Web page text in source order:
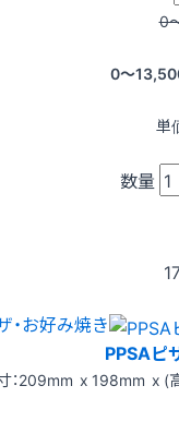
0
0〜
単
数量
・お好み焼き
PPSAピ
：209mm x 198mm x (